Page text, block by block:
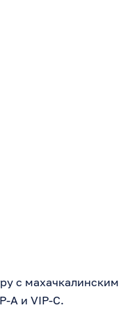
с
A и VIP-C.